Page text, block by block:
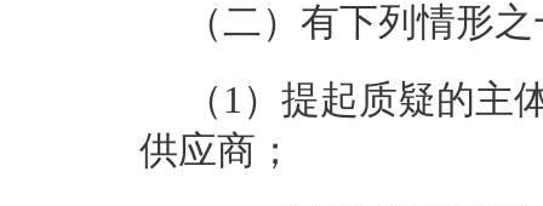
（二）有下列情形
（1）提起质疑的
供应商；